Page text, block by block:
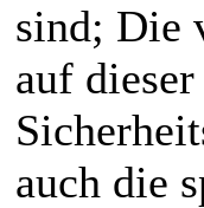
sind; Die
auf
auch die